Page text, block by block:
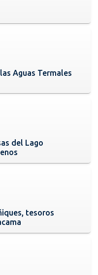
Aguas Termales
del Lago
tesoros